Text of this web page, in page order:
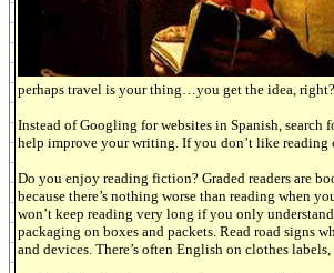
perhaps travel is your thing…you get the idea, right?
Instead of Googling for websites in Spanish,
help improve your writing. If you don’t like
Do you enjoy reading fiction? Graded readers are
because there’s nothing worse than reading when
won’t keep reading very long if you only
packaging on boxes and packets. Read road signs
and devices. There’s often English on clothes